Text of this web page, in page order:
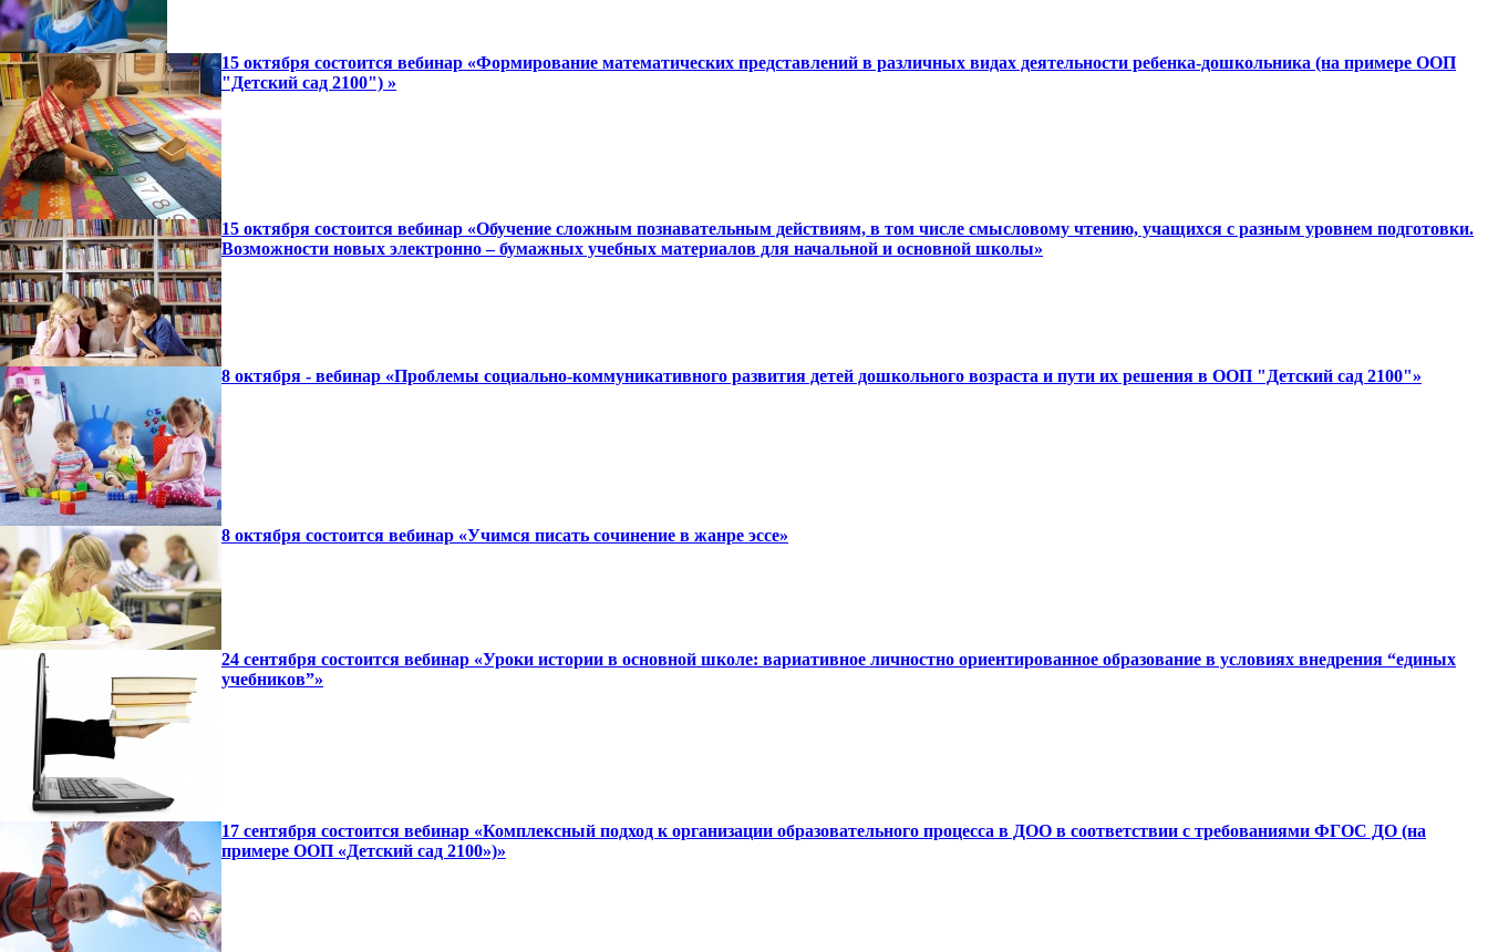
15 октября состоится вебинар «Формирование математических представлений в различных видах деятельности ребенка-дошкольника (на примере ООП
"Детский сад 2100") »
15 октября состоится вебинар «Обучение сложным познавательным действиям, в том числе смысловому чтению, учащихся с разным уровнем подготовки.
Возможности новых электронно – бумажных учебных материалов для начальной и основной школы»
8 октября - вебинар «Проблемы социально-коммуникативного развития детей дошкольного возраста и пути их решения в ООП "Детский сад 2100"»
8 октября состоится вебинар «Учимся писать сочинение в жанре эссе»
24 сентября состоится вебинар «Уроки истории в основной школе: вариативное личностно ориентированное образование в условиях внедрения “единых
учебников”»
17 сентября состоится вебинар «Комплексный подход к организации образовательного процесса в ДОО в соответствии с требованиями ФГОС ДО (на
примере ООП «Детский сад 2100»)»